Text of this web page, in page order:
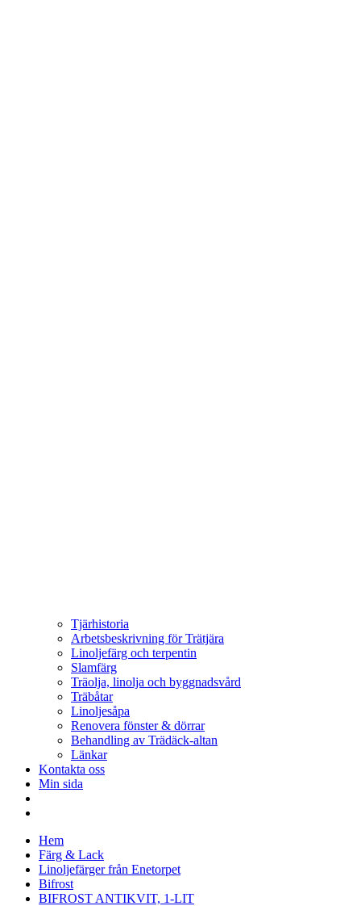
Tjärhistoria
Arbetsbeskrivning för Trätjära
Linoljefärg och terpentin
Slamfärg
Träolja, linolja och byggnadsvård
Träbåtar
Linoljesåpa
Renovera fönster & dörrar
Behandling av Trädäck-altan
Länkar
Kontakta oss
Min sida
Hem
Färg & Lack
Linoljefärger från Enetorpet
Bifrost
BIFROST ANTIKVIT, 1-LIT